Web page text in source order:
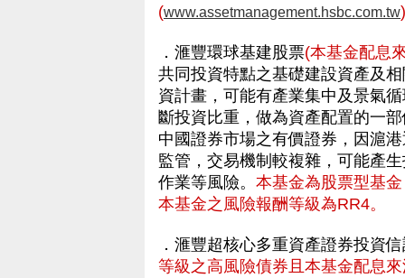
(www.assetmanagement.hsbc.com.tw
．滙豐環球基建股票(本基金配息
共同投資特點之基礎建設資產及
資計畫，可能有產業集中及景氣
斷投資比重，做為資產配置的一
中國證券市場之有價證券，因滬
監管，交易機制較複雜，可能產
作業等風險。 本基金為股票型基
本基金之風險報酬等級為RR4。
．滙豐超核心多重資產證券投資
等級之高風險債券且本基金配息